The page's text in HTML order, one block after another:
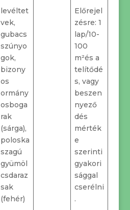
levéltet
vek,
gubacs
szúnyo
gok,
bizony
os
ormány
osboga
rak
(sárga),
poloska
szagú
gyümöl
csdaraz
sak
(fehér)
Előrejel
zésre: 1
lap/10-
100
m²és a
telítődé
s, vagy
beszen
nyező
dés
mérték
e
szerinti
gyakori
sággal
cserélni
.